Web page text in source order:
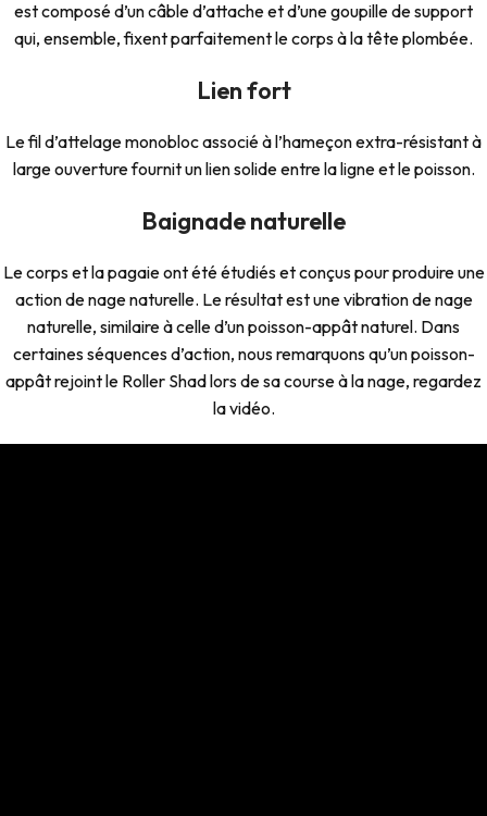
est composé d’un câble d’attache et d’une goupille de support
qui, ensemble, fixent parfaitement le corps à la tête plombée.
Lien fort
Le fil d’attelage monobloc associé à l’hameçon extra-résistant à
large ouverture fournit un lien solide entre la ligne et le poisson.
Baignade naturelle
Le corps et la pagaie ont été étudiés et conçus pour produire une
action de nage naturelle. Le résultat est une vibration de nage
naturelle, similaire à celle d’un poisson-appât naturel. Dans
certaines séquences d’action, nous remarquons qu’un poisson-
appât rejoint le Roller Shad lors de sa course à la nage, regardez
la vidéo.